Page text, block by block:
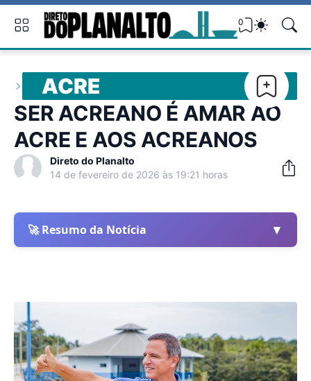
0
ACRE
SER ACREANO É AMAR AO
ACRE E AOS ACREANOS
Direto do Planalto
14 de fevereiro de 2026 às 19:21 horas
🚀 Resumo da Notícia ▼